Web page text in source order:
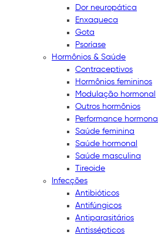
Dor neuropática
Enxaqueca
Gota
Psoríase
Hormônios & Saúde
Contraceptivos
Hormônios femininos
Modulação hormonal
Outros hormônios
Performance hormonal
Saúde feminina
Saúde hormonal
Saúde masculina
Tireoide
Infecções
Antibióticos
Antifúngicos
Antiparasitários
Antissépticos